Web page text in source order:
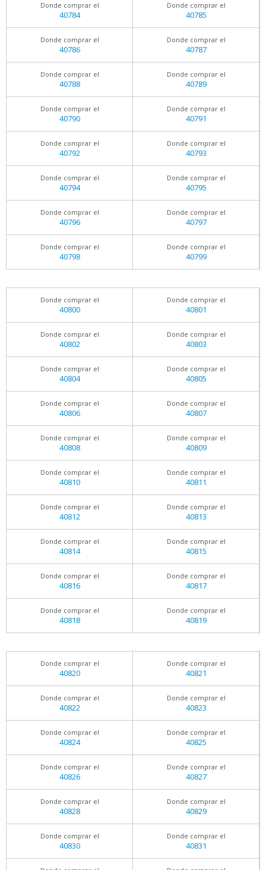
Donde comprar el
40784
Donde comprar el
40785
Donde comprar el
40786
Donde comprar el
40787
Donde comprar el
40788
Donde comprar el
40789
Donde comprar el
40790
Donde comprar el
40791
Donde comprar el
40792
Donde comprar el
40793
Donde comprar el
40794
Donde comprar el
40795
Donde comprar el
40796
Donde comprar el
40797
Donde comprar el
40798
Donde comprar el
40799
Donde comprar el
40800
Donde comprar el
40801
Donde comprar el
40802
Donde comprar el
40803
Donde comprar el
40804
Donde comprar el
40805
Donde comprar el
40806
Donde comprar el
40807
Donde comprar el
40808
Donde comprar el
40809
Donde comprar el
40810
Donde comprar el
40811
Donde comprar el
40812
Donde comprar el
40813
Donde comprar el
40814
Donde comprar el
40815
Donde comprar el
40816
Donde comprar el
40817
Donde comprar el
40818
Donde comprar el
40819
Donde comprar el
40820
Donde comprar el
40821
Donde comprar el
40822
Donde comprar el
40823
Donde comprar el
40824
Donde comprar el
40825
Donde comprar el
40826
Donde comprar el
40827
Donde comprar el
40828
Donde comprar el
40829
Donde comprar el
40830
Donde comprar el
40831